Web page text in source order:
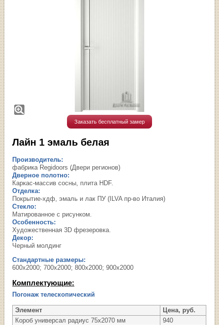
Заказать бесплатный замер
Лайн 1 эмаль белая
Производитель:
фабрика Regidoors (Двери регионов)
Дверное полотно:
Каркас-массив сосны, плита HDF.
Отделка:
Покрытие-хдф, эмаль и лак ПУ (ILVA пр-во Италия)
Стекло:
Матированное с рисунком.
Особенность:
Художественная 3D фрезеровка.
Декор:
Черный молдинг
Стандартные размеры:
600х2000; 700х2000; 800х2000; 900х2000
Комплектующие:
Погонаж телескопический
Элемент
Цена, руб.
Короб универсал радиус 75х2070 мм
940